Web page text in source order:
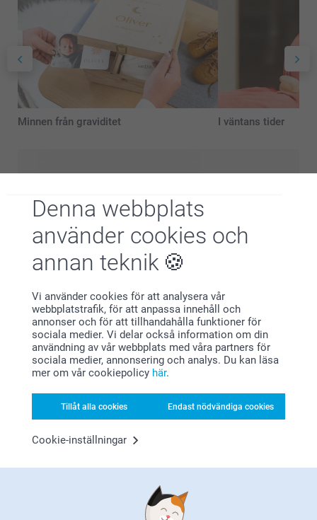
Denna webbplats
använder cookies och
annan teknik
Vi använder cookies för att analysera vår
webbplatstrafik, för att anpassa innehåll och
annonser och för att tillhandahålla funktioner för
sociala medier. Vi delar också information om din
användning av vår webbplats med våra partners för
sociala medier, annonsering och analys. Du kan läsa
mer om vår cookiepolicy här.
Tillåt alla cookies Endast nödvändiga cookies
Cookie-inställningar
Minnen från graviditet I väntans tider
Tänk dig: du ger en svart mugg, men så fort varm kaffe eller
te hälls i händer det något magiskt. Sakta försvinner det
svarta och din stora nyhet uppenbarar sig. Oavsett om du
väljer en söt text eller den första ultraljudsbilden är
uppstår ett unikt ögonblick av ren nostalgi och glädje. Så